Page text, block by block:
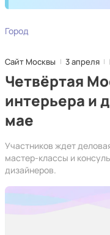
Город
Сайт Москвы 3 апреля
Четвёртая
интерьера и
мае
Участников ждет
мастер-классы и
дизайнеров.